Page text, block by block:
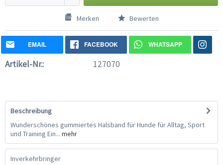
Merken Bewerten
EMAIL FACEBOOK WHATSAPP
Artikel-Nr.: 127070
Beschreibung
Wunderschönes gummiertes Halsband für Hunde für Alltag, Sport
und Training Ein... mehr
Inverkehrbringer